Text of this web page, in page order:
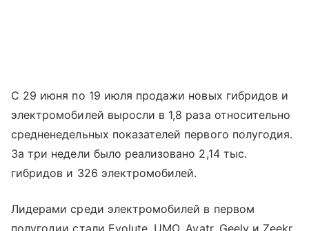
С 29 июня по 19 июля продажи новых гибридов и
электромобилей выросли в 1,8 раза относительно
средненедельных показателей первого полугодия.
За три недели было реализовано 2,14 тыс.
гибридов и 326 электромобилей.
Лидерами среди электромобилей в первом
полугодии стали Evolute, UMO, Avatr, Geely и Zeekr.